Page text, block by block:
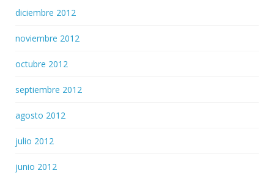
diciembre 2012
noviembre 2012
octubre 2012
septiembre 2012
agosto 2012
julio 2012
junio 2012